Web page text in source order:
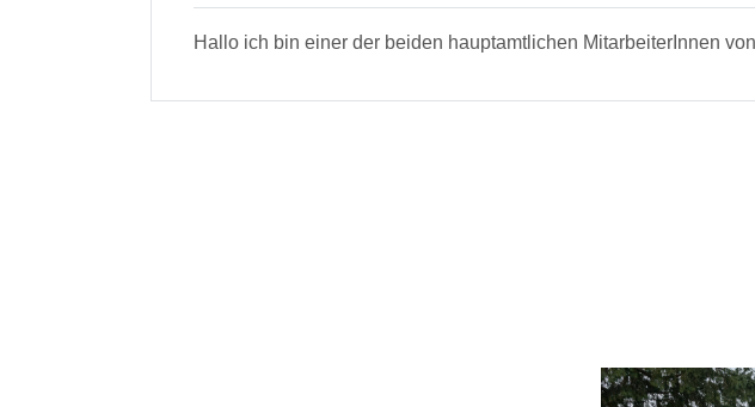
Hallo ich bin einer der beiden hauptamtlichen MitarbeiterInnen